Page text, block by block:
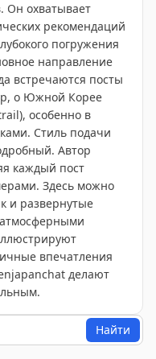
Он охватывает
рекомендаций
погружения
направление
встречаются посты
о Южной Корее
особенно в
Стиль подачи
Автор
каждый пост
Здесь можно
и развернутые
впечатления
делают
Найти